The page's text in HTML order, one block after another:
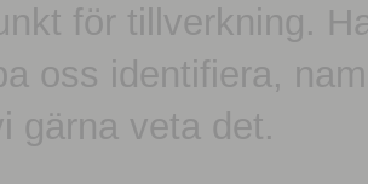
för tillverkning.
oss identifiera,
gärna veta det.